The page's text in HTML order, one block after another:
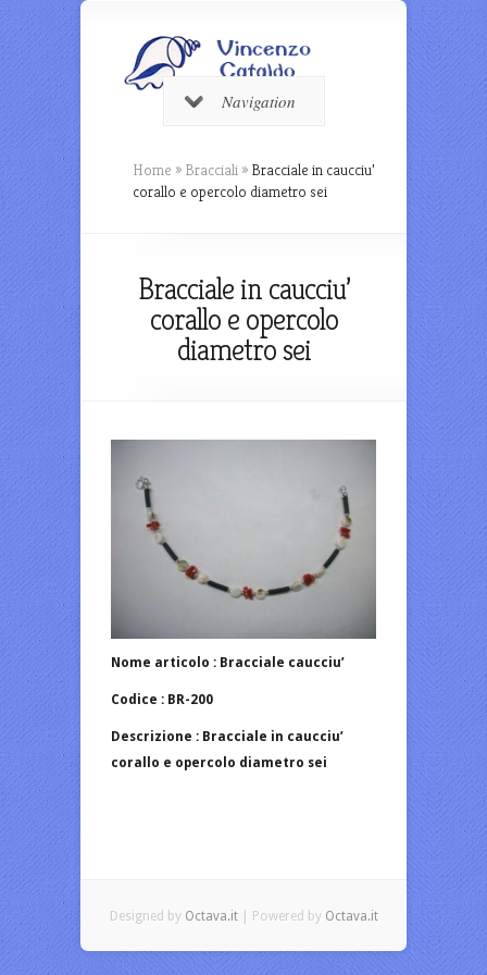
Navigation
Home » Bracciali » Bracciale in caucciu’
corallo e opercolo diametro sei
Bracciale in caucciu’
corallo e opercolo
diametro sei
Nome articolo : Bracciale caucciu’
Codice : BR-200
Descrizione : Bracciale in caucciu’
corallo e opercolo diametro sei
Designed by Octava.it| Powered by Octava.it